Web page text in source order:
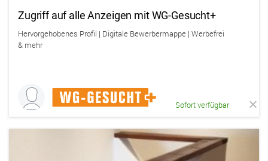
Zugriff auf alle Anzeigen mit WG-Gesucht+
Hervorgehobenes Profil | Digitale Bewerbermappe | Werbefrei
& mehr
Sofort verfügbar